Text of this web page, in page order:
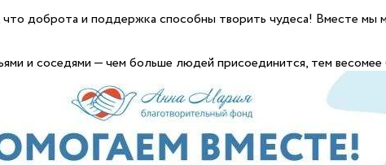
доброта и поддержка способны творить чудеса! Вместе мы
и соседями — чем больше людей присоединится, тем